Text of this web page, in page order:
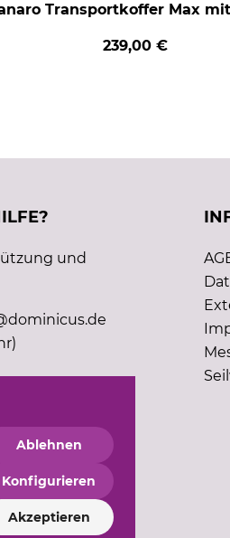
Transportkoffer Max
239,00 €
und
Ablehnen
Konfigurieren
Akzeptieren